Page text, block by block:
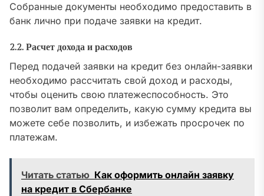
Собранные документы необходимо предоставить в
банк лично при подаче заявки на кредит.
2.2. Расчет дохода и расходов
Перед подачей заявки на кредит без онлайн-заявки
необходимо рассчитать свой доход и расходы,
чтобы оценить свою платежеспособность. Это
позволит вам определить, какую сумму кредита вы
можете себе позволить, и избежать просрочек по
платежам.
Читать статью Как оформить онлайн заявку
на кредит в Сбербанке